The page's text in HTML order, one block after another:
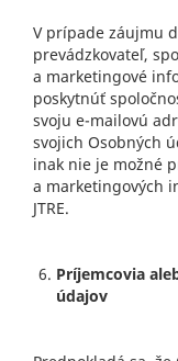
V prípade záujmu
prevádzkovateľ,
a marketingové
poskytnúť
svoju e-mailovú
svojich Osobných
inak nie je možné
a marketingových
JTRE.
Príjemcovia
údajov